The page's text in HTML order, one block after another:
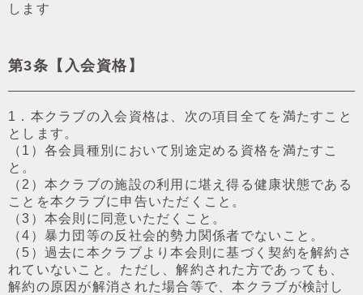
します
第3条【⼊会資格】
1．本クラブの入会資格は、次の項⽬全てを満たすこと
とします。
（1）各会員種別において別途定める資格を満たすこ
と。
（2）本クラブの施設の利⽤に堪え得る健康状態である
ことを本クラブに申告いただくこと。
（3）本会則に同意いただくこと。
（4）暴⼒団等の反社会的勢⼒関係者でないこと。
（5）過去に本クラブより本会則に基づく契約を解約さ
れていないこと。ただし、解約された⽅であっても、
解約の原因が解消された場合等で、本クラブが検討し